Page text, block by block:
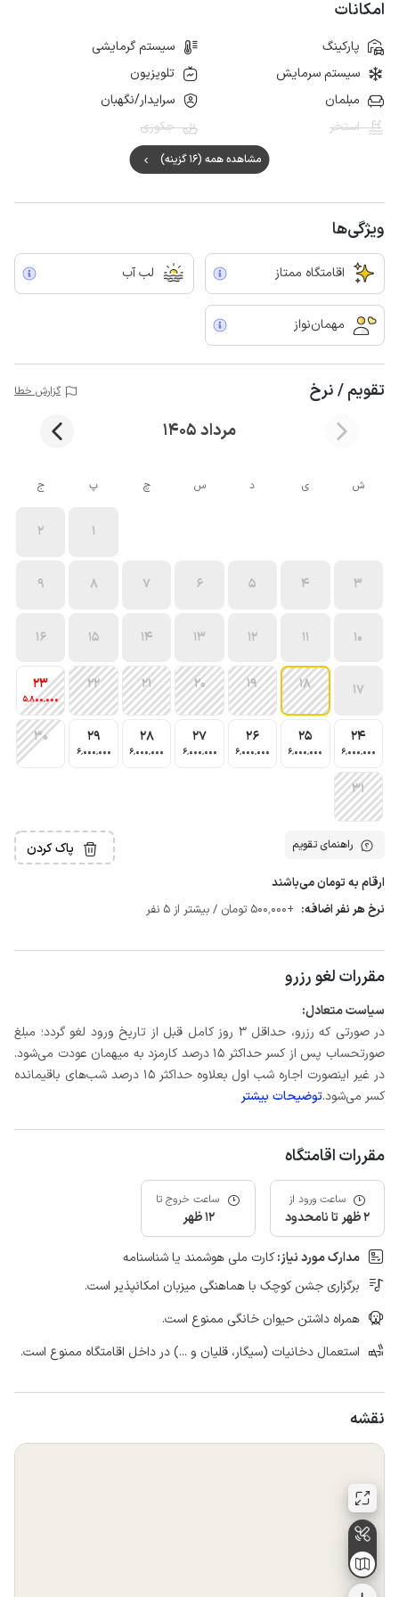
امکانات
پارکینگ
سیستم گرمایشی
سیستم سرمایش
تلویزیون
مبلمان
سرایدار/نگهبان
استخر
جکوزی
مشاهده همه (16 گزینه)
ویژگی‌ها
اقامتگاه ممتاز لب آب
مهمان‌نواز
تقویم / نرخ گزارش خطا
مرداد 1405
ش ی د س چ پ ج
1
2
3
4
5
6
7
8
9
10
11
12
13
14
15
16
17
18
19
20
21
22
23
5٬800٬000
24
6٬000٬000
25
6٬000٬000
26
6٬000٬000
27
6٬000٬000
28
6٬000٬000
29
6٬000٬000
30
31
راهنمای تقویم پاک کردن
ارقام به تومان می‌باشند
نرخ هر نفر اضافه: +500٬000 تومان / بیشتر از 5 نفر
مقررات لغو رزرو
سیاست متعادل:
در صورتی که رزرو، حداقل 3 روز کامل قبل از تاریخ ورود لغو گردد؛ مبلغ
صورتحساب پس از کسر حداکثر 15 درصد کارمزد به میهمان عودت می‌شود.
در غیر اینصورت اجاره شب اول بعلاوه حداکثر 15 درصد شب‌های باقیمانده
کسر می‌شود.توضیحات بیشتر
مقررات اقامتگاه
ساعت ورود از
2 ظهر تا نامحدود
ساعت خروج تا
12 ظهر
مدارک مورد نیاز:کارت ملی هوشمند یا شناسنامه
برگزاری جشن کوچک با هماهنگی میزبان امکانپذیر است.
همراه داشتن حیوان خانگی ممنوع است.
استعمال دخانیات (سیگار، قلیان و ...) در داخل اقامتگاه ممنوع است.
نقشه